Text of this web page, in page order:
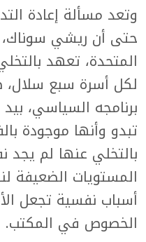
وتعد مسألة إعادة
حتى أن ريشي سوناك،
المتحدة، تعهد
لكل أسرة سبع سلال،
برنامجه السياسي،
تبدو وأنها موجودة
بالتخلي عنها لم
المستويات الضعيفة
أسباب نفسية تجعل
الخصوص في المكتب.